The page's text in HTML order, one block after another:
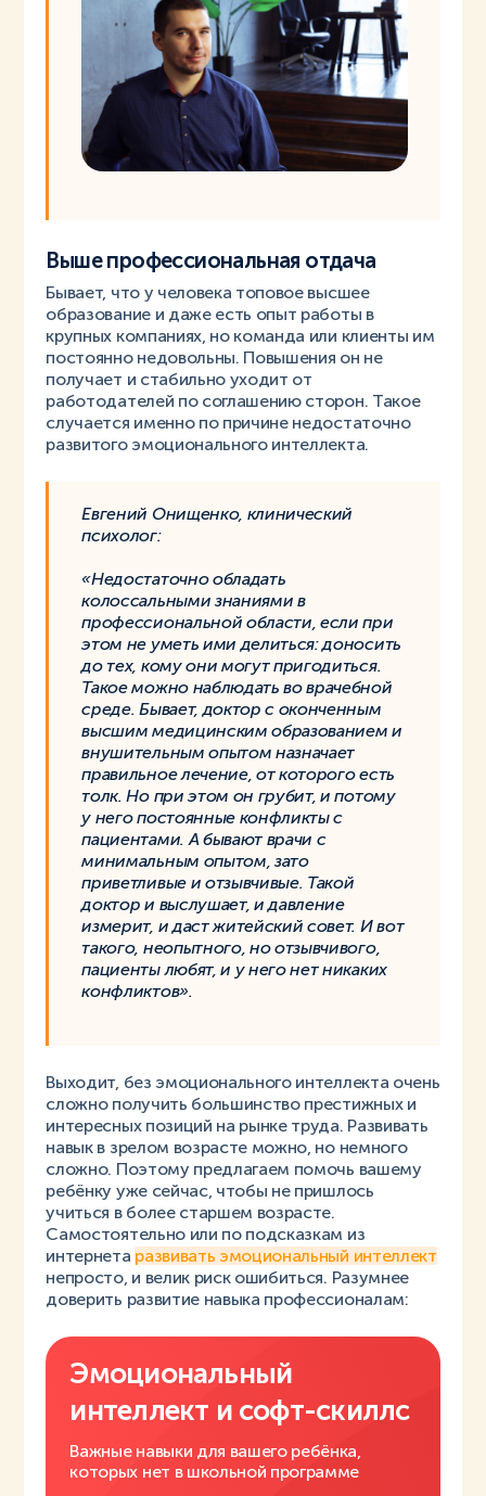
Выше профессиональная отдача
Бывает, что у человека топовое высшее
образование и даже есть опыт работы в
крупных компаниях, но команда или клиенты им
постоянно недовольны. Повышения он не
получает и стабильно уходит от
работодателей по соглашению сторон. Такое
случается именно по причине недостаточно
развитого эмоционального интеллекта.
Евгений Онищенко, клинический
психолог:
«Недостаточно обладать
колоссальными знаниями в
профессиональной области, если при
этом не уметь ими делиться: доносить
до тех, кому они могут пригодиться.
Такое можно наблюдать во врачебной
среде. Бывает, доктор с оконченным
высшим медицинским образованием и
внушительным опытом назначает
правильное лечение, от которого есть
толк. Но при этом он грубит, и потому
у него постоянные конфликты с
пациентами. А бывают врачи с
минимальным опытом, зато
приветливые и отзывчивые. Такой
доктор и выслушает, и давление
измерит, и даст житейский совет. И вот
такого, неопытного, но отзывчивого,
пациенты любят, и у него нет никаких
конфликтов».
Выходит, без эмоционального интеллекта очень
сложно получить большинство престижных и
интересных позиций на рынке труда. Развивать
навык в зрелом возрасте можно, но немного
сложно. Поэтому предлагаем помочь вашему
ребёнку уже сейчас, чтобы не пришлось
учиться в более старшем возрасте.
Самостоятельно или по подсказкам из
интернета развивать эмоциональный интеллект
непросто, и велик риск ошибиться. Разумнее
доверить развитие навыка профессионалам:
Эмоциональный
интеллект и софт-скиллс
Важные навыки для вашего ребёнка,
которых нет в школьной программе